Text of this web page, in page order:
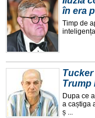
în era
Timp de
Trump
Dupa ce
a caștiga
ș ...